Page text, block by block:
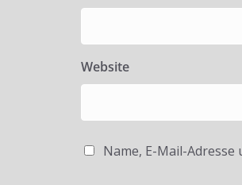
Website
Name, E-Mail-